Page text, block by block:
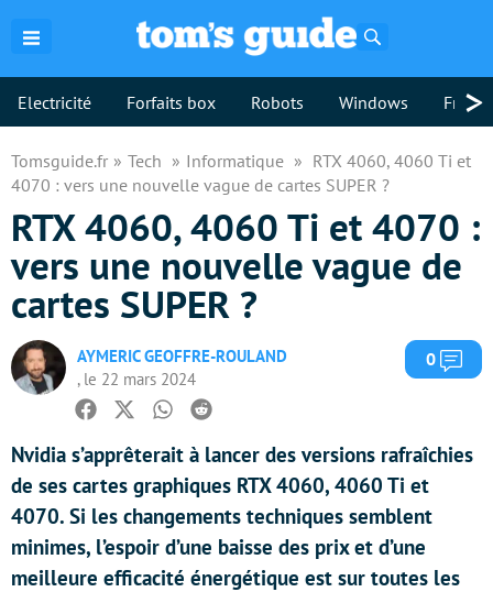
Electricité Forfaits box Robots Windows >
Tomsguide.fr Tech Informatique
RTX 4060, 4060 Ti et
4070 : vers une nouvelle vague de cartes SUPER ?
RTX 4060, 4060 Ti et 4070 :
vers une nouvelle vague de
cartes SUPER ?
AYMERIC GEOFFRE-ROULAND
, le 22 mars 2024
0
Facebook
TwitterWhatsapp
Reddit
Nvidia s’apprêterait à lancer des versions rafraîchies
de ses cartes graphiques RTX 4060, 4060 Ti et
4070. Si les changements techniques semblent
minimes, l’espoir d’une baisse des prix et d’une
meilleure efficacité énergétique est sur toutes les